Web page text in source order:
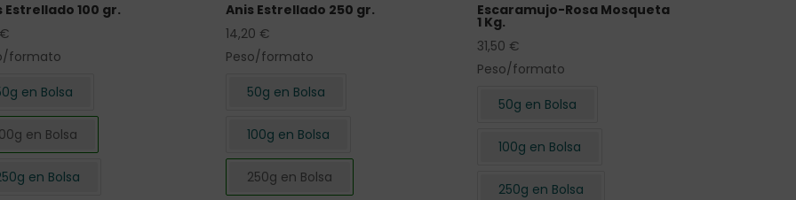
Estrellado 100 gr.
€
formato
en Bolsa
en Bolsa
en Bolsa
Anis Estrellado 250 gr.
14,20 €
Peso/formato
50g en Bolsa
100g en Bolsa
250g en Bolsa
Escaramujo-Rosa Mosqueta
1 Kg.
31,50 €
Peso/formato
50g en Bolsa
100g en Bolsa
250g en Bolsa